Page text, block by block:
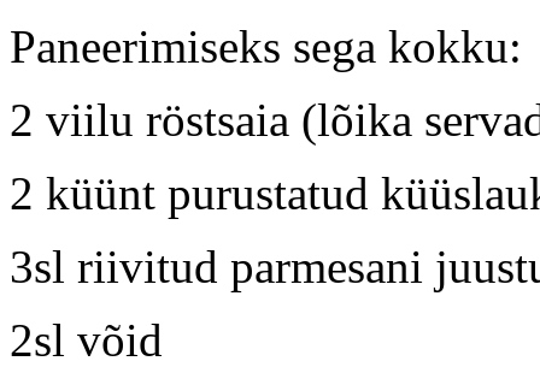
Paneerimiseks sega kokku:
2 viilu röstsaia (lõika
2 küünt purustatud
3sl riivitud parmesani
2sl võid